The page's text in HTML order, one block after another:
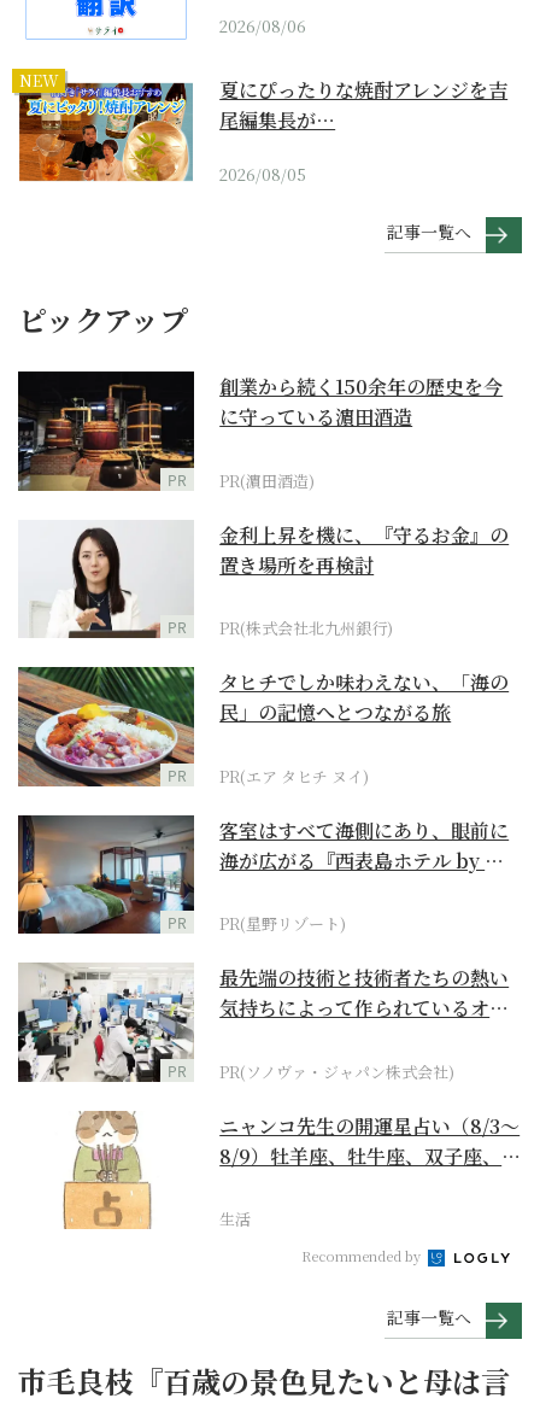
2026/08/06
NEW
夏にぴったりな焼酎アレンジを吉
尾編集長が…
2026/08/05
記事一覧へ
ピックアップ
PR
創業から続く150余年の歴史を今
に守っている濵田酒造
PR(濵田酒造)
PR
金利上昇を機に、『守るお金』の
置き場所を再検討
PR(株式会社北九州銀行)
PR
タヒチでしか味わえない、「海の
民」の記憶へとつながる旅
PR(エア タヒチ ヌイ)
PR
客室はすべて海側にあり、眼前に
海が広がる『西表島ホテル by 星
PR(星野リゾート)
PR
最先端の技術と技術者たちの熱い
気持ちによって作られているオー
PR(ソノヴァ・ジャパン株式会社)
ニャンコ先生の開運星占い（8/3～
8/9）牡羊座、牡牛座、双子座、蟹
生活
Recommended by
記事一覧へ
市毛良枝『百歳の景色見たいと母は言